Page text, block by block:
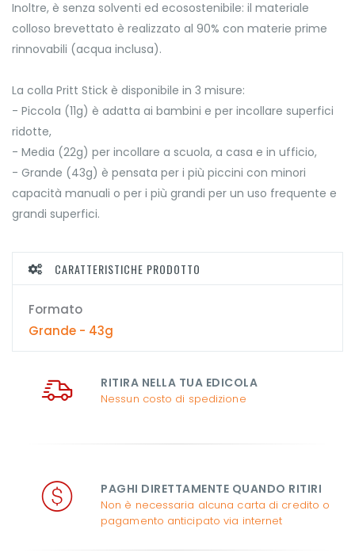
Inoltre, è senza solventi ed ecosostenibile: il materiale
colloso brevettato è realizzato al 90% con materie prime
rinnovabili (acqua inclusa).
La colla Pritt Stick è disponibile in 3 misure:
- Piccola (11g) è adatta ai bambini e per incollare superfici
ridotte,
- Media (22g) per incollare a scuola, a casa e in ufficio,
- Grande (43g) è pensata per i più piccini con minori
capacità manuali o per i più grandi per un uso frequente e
grandi superfici.
CARATTERISTICHE PRODOTTO
Formato
Grande - 43g
RITIRA NELLA TUA EDICOLA
Nessun costo di spedizione
PAGHI DIRETTAMENTE QUANDO RITIRI
Non è necessaria alcuna carta di credito o
pagamento anticipato via internet